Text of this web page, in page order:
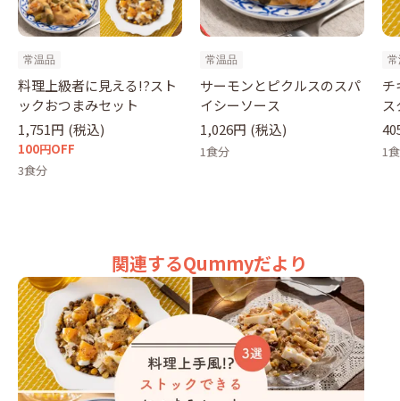
常温品
料理上級者に見える!?スト
ックおつまみセット
1,751円 (税込)
100円OFF
3食分
常温品
サーモンとピクルスのスパ
イシーソース
1,026円 (税込)
1食分
チ
1
関連するQummyだより